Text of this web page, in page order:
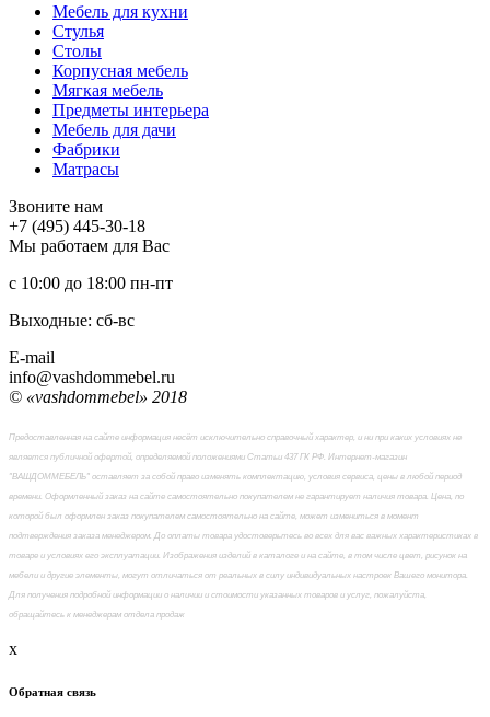
Мебель для кухни
Стулья
Столы
Корпусная мебель
Мягкая мебель
Предметы интерьера
Мебель для дачи
Фабрики
Матраcы
Звоните нам
+7 (495) 445-30-18
Мы работаем для Вас
с 10:00 до 18:00 пн-пт
Выходные: сб-вc
E-mail
info@vashdommebel.ru
© «vashdommebel» 2018
Предоставленная на сайте информация несёт исключительно справочный характер, и ни при каких условиях не
является публичной офертой, определяемой положениями Статьи 437 ГК РФ. Интернет-магазин
"ВАШДОММЕБЕЛЬ" оставляет за собой право изменять комплектацию, условия сервиса, цены в любой период
времени. Оформленный заказ на сайте самостоятельно покупателем не гарантирует наличия товара. Цена, по
которой был оформлен заказ покупателем самостоятельно на сайте, может измениться в момент
подтверждения заказа менеджером. До оплаты товара удостоверьтесь во всех для вас важных характеристиках в
товаре и условиях его эксплуатации. Изображения изделий в каталоге и на сайте, в том числе цвет, рисунок на
мебели и другие элементы, могут отличаться от реальных в силу индивидуальных настроек Вашего монитора.
Для получения подробной информации о наличии и стоимости указанных товаров и услуг, пожалуйста,
обращайтесь к менеджерам отдела продаж
x
Обратная связь